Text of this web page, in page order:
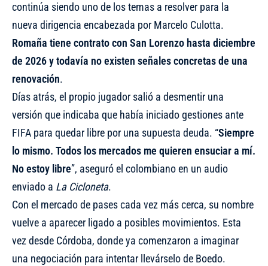
continúa siendo uno de los temas a resolver para la
nueva dirigencia encabezada por Marcelo Culotta.
Romaña tiene contrato con San Lorenzo hasta diciembre
de 2026 y todavía no existen señales concretas de una
renovación.
Días atrás, el propio jugador salió a desmentir una
versión que indicaba que había iniciado gestiones ante
FIFA para quedar libre por una supuesta deuda. “Siempre
lo mismo. Todos los mercados me quieren ensuciar a mí.
No estoy libre”, aseguró el colombiano en un audio
enviado a La Cicloneta.
Con el mercado de pases cada vez más cerca, su nombre
vuelve a aparecer ligado a posibles movimientos. Esta
vez desde Córdoba, donde ya comenzaron a imaginar
una negociación para intentar llevárselo de Boedo.